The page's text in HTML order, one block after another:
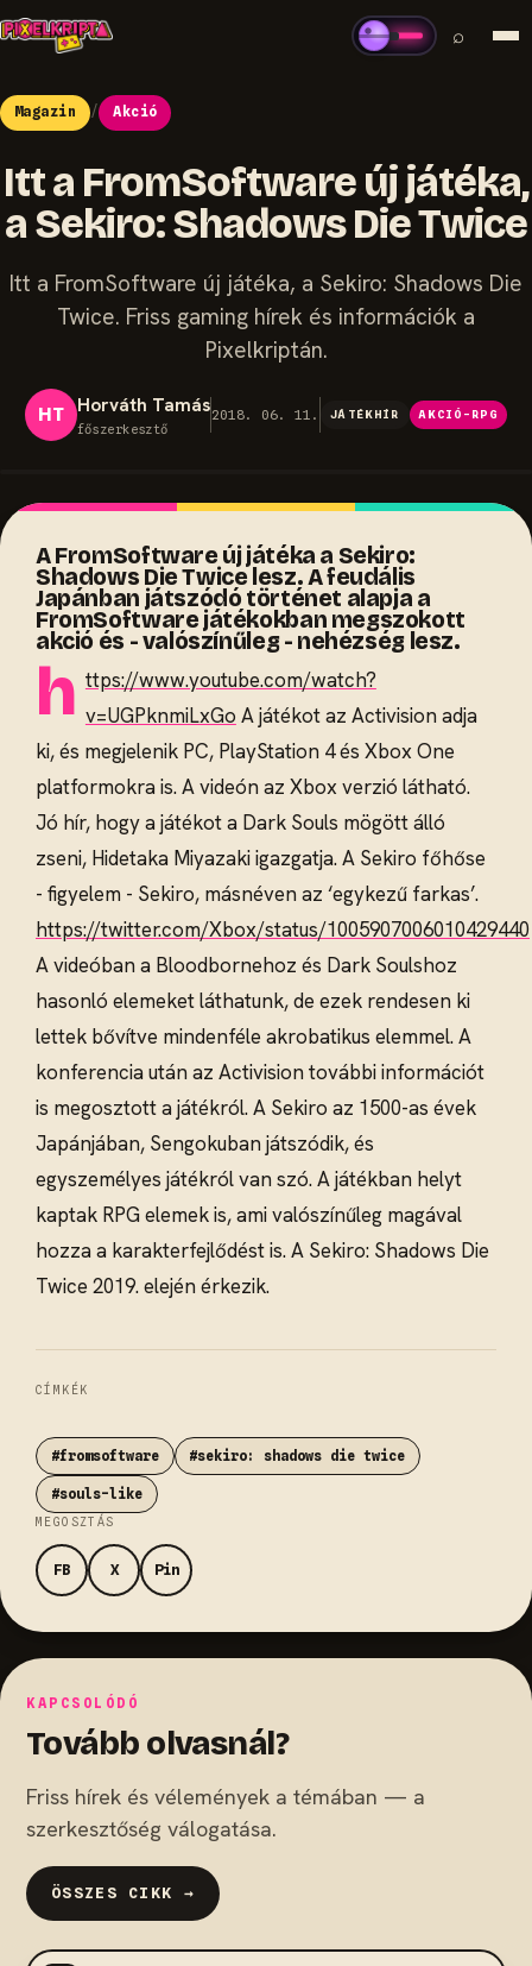
⌕
Magazin / Akció
Itt a FromSoftware új játéka,
a Sekiro: Shadows Die Twice
Itt a FromSoftware új játéka, a Sekiro: Shadows Die
Twice. Friss gaming hírek és információk a
Pixelkriptán.
HT Horváth Tamás
főszerkesztő
2018. 06. 11. JÁTÉKHÍR AKCIÓ-RPG
A FromSoftware új játéka a Sekiro:
Shadows Die Twice lesz. A feudális
Japánban játszódó történet alapja a
FromSoftware játékokban megszokott
akció és - valószínűleg - nehézség lesz.
h ttps://www.youtube.com/watch?
v=UGPknmiLxGo A játékot az Activision adja
ki, és megjelenik PC, PlayStation 4 és Xbox One
platformokra is. A videón az Xbox verzió látható.
Jó hír, hogy a játékot a Dark Souls mögött álló
zseni, Hidetaka Miyazaki igazgatja. A Sekiro főhőse
- figyelem - Sekiro, másnéven az ‘egykezű farkas’.
https://twitter.com/Xbox/status/1005907006010429440
A videóban a Bloodbornehoz és Dark Soulshoz
hasonló elemeket láthatunk, de ezek rendesen ki
lettek bővítve mindenféle akrobatikus elemmel. A
konferencia után az Activision további információt
is megosztott a játékról. A Sekiro az 1500-as évek
Japánjában, Sengokuban játszódik, és
egyszemélyes játékról van szó. A játékban helyt
kaptak RPG elemek is, ami valószínűleg magával
hozza a karakterfejlődést is. A Sekiro: Shadows Die
Twice 2019. elején érkezik.
CÍMKÉK
#fromsoftware #sekiro: shadows die twice
#souls-like
MEGOSZTÁS
FB X Pin
KAPCSOLÓDÓ
Tovább olvasnál?
Friss hírek és vélemények a témában — a
szerkesztőség válogatása.
ÖSSZES CIKK →